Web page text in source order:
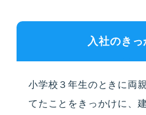
入社のきっ
小学校３年生のときに両
てたことをきっかけに、